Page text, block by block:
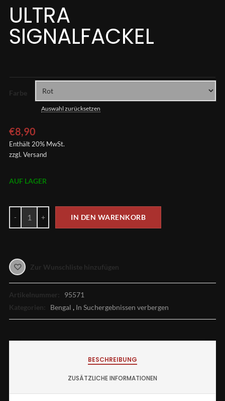
ULTRA
SIGNALFACKEL
Farbe
Auswahl zurücksetzen
€8,90
Enthält 20% MwSt.
zzgl. Versand
AUF LAGER
IN DEN WARENKORB
Zur Wunschliste hinzufügen
Artikelnummer:
95571
Kategorien:
Bengal , In Suchergebnissen verbergen
BESCHREIBUNG
ZUSÄTZLICHE INFORMATIONEN